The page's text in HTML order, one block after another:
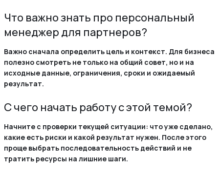
Что важно знать про персональный
менеджер для партнеров?
Важно сначала определить цель и контекст. Для бизнеса
полезно смотреть не только на общий совет, но и на
исходные данные, ограничения, сроки и ожидаемый
результат.
С чего начать работу с этой темой?
Начните с проверки текущей ситуации: что уже сделано,
какие есть риски и какой результат нужен. После этого
проще выбрать последовательность действий и не
тратить ресурсы на лишние шаги.